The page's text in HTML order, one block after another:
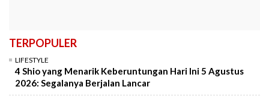
TERPOPULER
LIFESTYLE
4 Shio yang Menarik Keberuntungan Hari Ini 5 Agustus
2026: Segalanya Berjalan Lancar